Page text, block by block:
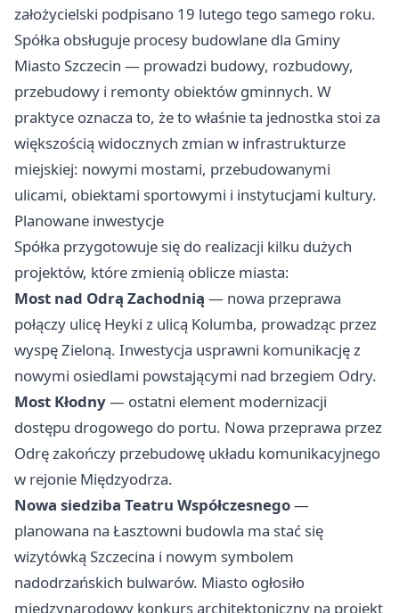
założycielski podpisano 19 lutego tego samego roku.
Spółka obsługuje procesy budowlane dla Gminy
Miasto Szczecin — prowadzi budowy, rozbudowy,
przebudowy i remonty obiektów gminnych. W
praktyce oznacza to, że to właśnie ta jednostka stoi za
większością widocznych zmian w infrastrukturze
miejskiej: nowymi mostami, przebudowanymi
ulicami, obiektami sportowymi i instytucjami kultury.
Planowane inwestycje
Spółka przygotowuje się do realizacji kilku dużych
projektów, które zmienią oblicze miasta:
Most nad Odrą Zachodnią — nowa przeprawa
połączy ulicę Heyki z ulicą Kolumba, prowadząc przez
wyspę Zieloną. Inwestycja usprawni komunikację z
nowymi osiedlami powstającymi nad brzegiem Odry.
Most Kłodny— ostatni element modernizacji
dostępu drogowego do portu. Nowa przeprawa przez
Odrę zakończy przebudowę układu komunikacyjnego
w rejonie Międzyodrza.
Nowa siedziba Teatru Współczesnego—
planowana na Łasztowni budowla ma stać się
wizytówką Szczecina i nowym symbolem
nadodrzańskich bulwarów. Miasto ogłosiło
międzynarodowy konkurs architektoniczny na projekt